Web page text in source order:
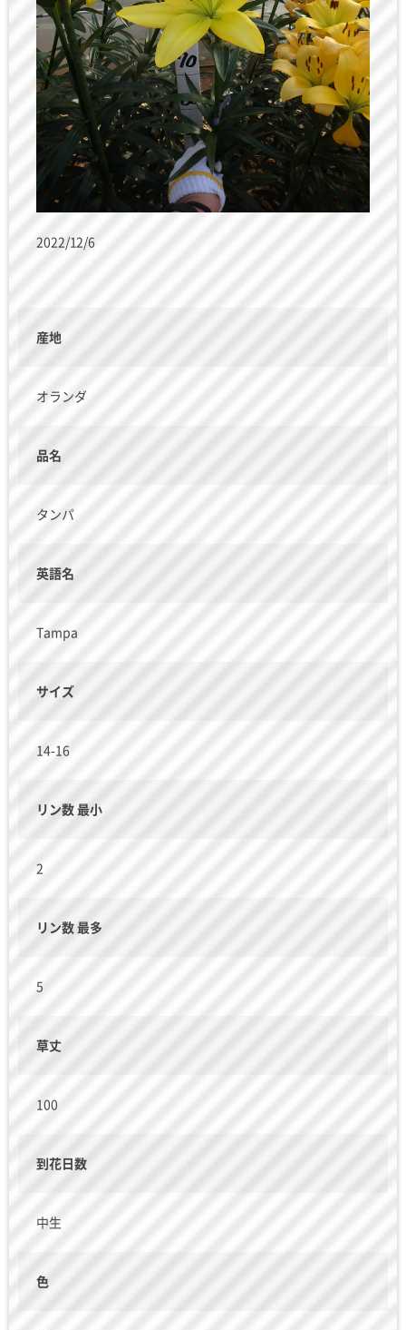
2022/12/6
産地
オランダ
品名
タンパ
英語名
Tampa
サイズ
14-16
リン数 最小
2
リン数 最多
5
草丈
100
到花日数
中生
色